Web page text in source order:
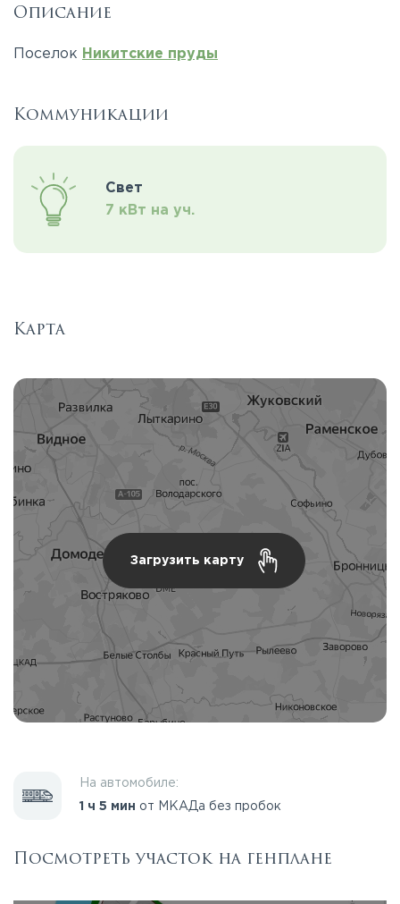
Описание
Поселок Никитские пруды
Коммуникации
Свет
7 кВт на уч.
Карта
Загрузить карту
На автомобиле:
1 ч 5 мин от МКАДа без пробок
Посмотреть участок на генплане